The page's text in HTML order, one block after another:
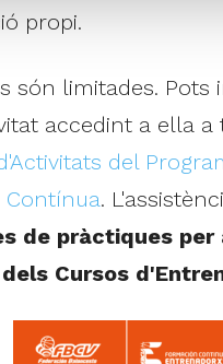
propi.
són limitades. Pots
accedint a ella a
del
Contínua.
de pràctiques per
Cursos